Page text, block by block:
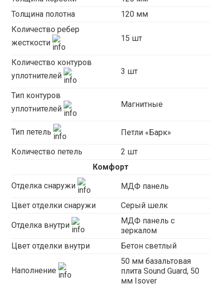
Толщина полотна
120 мм
Количество ребер
жесткости
15 шт
Количество контуров
уплотнителей
3 шт
Тип контуров
уплотнителей
Магнитные
Тип петель Петли «Барк»
Количество петель
2 шт
Комфорт
Отделка снаружи МДФ панель
Цвет отделки снаружи Серый шелк
Отделка внутри
МДФ панель с
зеркалом
Цвет отделки внутри
Бетон светлый
Наполнение
50 мм базальтовая
плита Sound Guard, 50
мм Isover